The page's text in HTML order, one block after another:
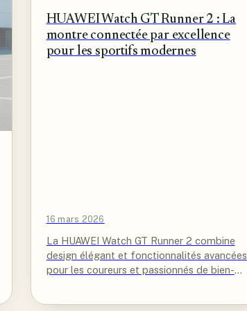
HUAWEI Watch GT Runner 2 : La
montre connectée par excellence
pour les sportifs modernes
16 mars 2026
La HUAWEI Watch GT Runner 2 combine
design élégant et fonctionnalités avancées
pour les coureurs et passionnés de bien-